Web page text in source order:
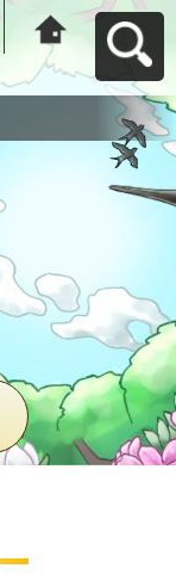
大府市民活動支
援サイト コラビ
アへ戻る